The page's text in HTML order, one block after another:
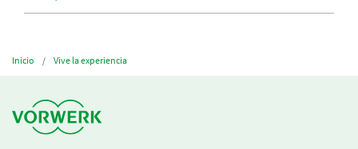
Inicio Vive la experiencia